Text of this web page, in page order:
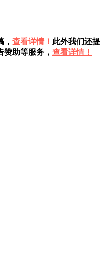
查看详情！ 此外我们还提
助等服务， 查看详情！